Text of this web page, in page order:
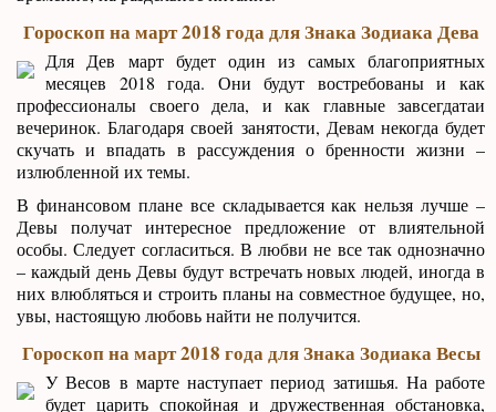
Гороскоп на март 2018 года для Знака Зодиака Дева
Для Дев март будет один из самых благоприятных
месяцев 2018 года. Они будут востребованы и как
профессионалы своего дела, и как главные завсегдатаи
вечеринок. Благодаря своей занятости, Девам некогда будет
скучать и впадать в рассуждения о бренности жизни –
излюбленной их темы.
В финансовом плане все складывается как нельзя лучше –
Девы получат интересное предложение от влиятельной
особы. Следует согласиться. В любви не все так однозначно
– каждый день Девы будут встречать новых людей, иногда в
них влюбляться и строить планы на совместное будущее, но,
увы, настоящую любовь найти не получится.
Гороскоп на март 2018 года для Знака Зодиака Весы
У Весов в марте наступает период затишья. На работе
будет царить спокойная и дружественная обстановка,